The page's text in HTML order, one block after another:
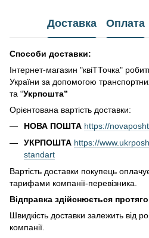
Доставка Оплата
Способи доставки:
Інтернет-магазин "квіТТочка"
України за допомогою
та “Укрпошта”
Орієнтована вартість доставки:
НОВА ПОШТА https://
УКРПОШТА https://
standart
Вартість доставки покупець
тарифами компанії-перевізника.
Відправка здійснюється
Швидкість доставки залежить від
компанії.